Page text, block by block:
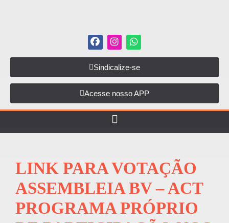
Sindicalize-se
Acesse nosso APP
LINK PARA VOTAÇÃO
ASSEMBLEIA BV – ACT
PROGRAMA PRÓPRIO